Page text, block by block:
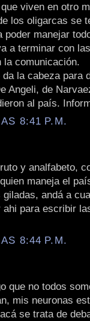
viven en otro
los oligarcas se
poder manejar
a terminar con
comunicación.
la cabeza para
Angeli, de
al país.
8:41 P.M.
y analfabeto,
maneja el
andá a
para escribir
8:44 P.M.
que no todos
mis neuronas
se trata de